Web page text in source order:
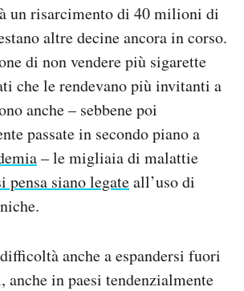
un risarcimento di 40 milioni di
altre decine ancora in corso.
di non vendere più sigarette
che le rendevano più invitanti a
anche – sebbene poi
passate in secondo piano a
– le migliaia di malattie
pensa siano legateall’uso di
anche a espandersi fuori
in paesi tendenzialmente